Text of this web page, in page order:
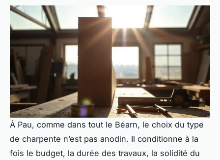
À Pau, comme dans tout le Béarn, le choix du type
de charpente n’est pas anodin. Il conditionne à la
fois le budget, la durée des travaux, la solidité du